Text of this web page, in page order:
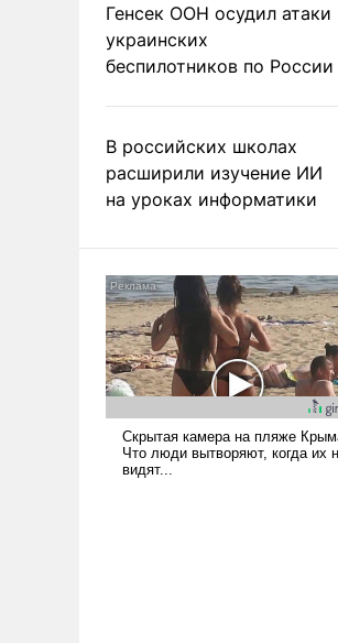
Генсек ООН осудил атаки
украинских
беспилотников по России
В российских школах
расширили изучение ИИ
на уроках информатики